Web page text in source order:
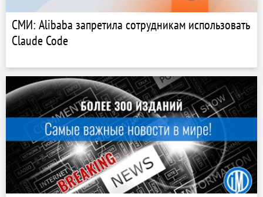
СМИ: Alibaba запретила сотрудникам использовать
Claude Code